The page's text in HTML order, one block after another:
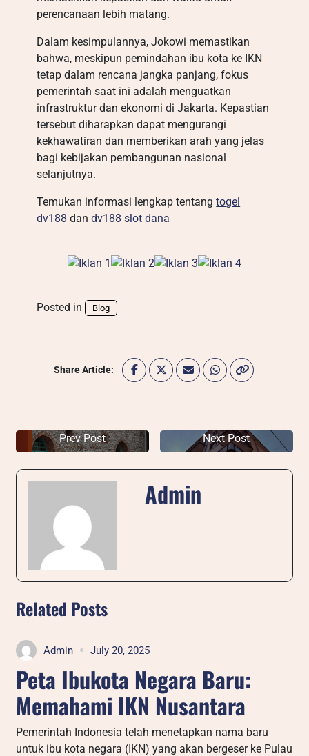
perencanaan lebih matang.
Dalam kesimpulannya, Jokowi memastikan
bahwa, meskipun pemindahan ibu kota ke IKN
tetap dalam rencana jangka panjang, fokus
pemerintah saat ini adalah menguatkan
infrastruktur dan ekonomi di Jakarta. Kepastian
tersebut diharapkan dapat mengurangi
kekhawatiran dan memberikan arah yang jelas
bagi kebijakan pembangunan nasional
selanjutnya.
Temukan informasi lengkap tentangtogel
dv188 dandv188 slot dana
Posted in Blog
Share Article:
Prev Post Next Post
Admin
Related Posts
Admin July 20, 2025
Peta Ibukota Negara Baru:
Memahami IKN Nusantara
Pemerintah Indonesia telah menetapkan nama baru
untuk ibu kota negara (IKN) yang akan bergeser ke Pulau